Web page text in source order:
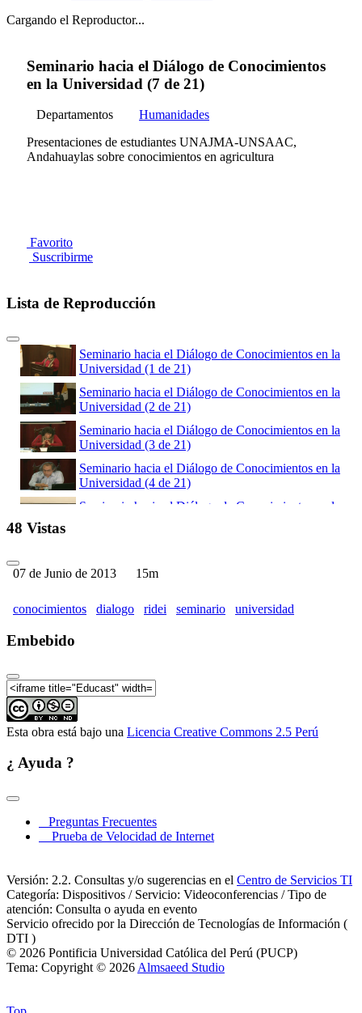
Cargando el Reproductor...
Seminario hacia el Diálogo de Conocimientos
en la Universidad (7 de 21)
Departamentos
Humanidades
Presentaciones de estudiantes UNAJMA-UNSAAC,
Andahuaylas sobre conocimientos en agricultura
Favorito
Suscribirme
Lista de Reproducción
Seminario hacia el Diálogo de Conocimientos en la
Universidad (1 de 21)
Seminario hacia el Diálogo de Conocimientos en la
Universidad (2 de 21)
Seminario hacia el Diálogo de Conocimientos en la
Universidad (3 de 21)
Seminario hacia el Diálogo de Conocimientos en la
Universidad (4 de 21)
Seminario hacia el Diálogo de Conocimientos en la
Seminario hacia el Diálogo de Conocimientos en la
Seminario hacia el Diálogo de Conocimientos en la
Seminario hacia el Diálogo de Conocimientos en la
Seminario hacia el Diálogo de Conocimientos en la
Universidad (13 de 21)
Seminario hacia el Diálogo de Conocimientos en la
Universidad (15 de 21)
Seminario hacia el Diálogo de Conocimientos en la
Seminario hacia el Diálogo de Conocimientos en la
Universidad (17 de 21)
48 Vistas
07 de Junio de 2013 15m
conocimientos dialogo ridei seminario universidad
Embebido
Esta obra está bajo una Licencia Creative Commons 2.5 Perú
¿ Ayuda ?
Preguntas Frecuentes
Prueba de Velocidad de Internet
Versión: 2.2. Consultas y/o sugerencias en el Centro de Servicios TI
Categoría: Dispositivos / Servicio: Videoconferencias / Tipo de
atención: Consulta o ayuda en evento
Servicio ofrecido por la Dirección de Tecnologías de Información (
DTI )
© 2026 Pontificia Universidad Católica del Perú (PUCP)
Tema: Copyright © 2026 Almsaeed Studio